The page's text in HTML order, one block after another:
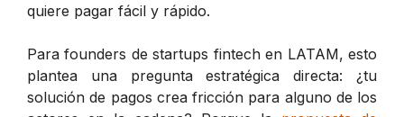
quiere pagar fácil y rápido.
Para founders de startups fintech en LATAM, esto
plantea una pregunta estratégica directa: ¿tu
solución de pagos crea fricción para alguno de los